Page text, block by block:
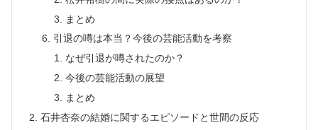
まとめ
引退の噂は本当？今後の芸能活動を考察
なぜ引退が噂されたのか？
今後の芸能活動の展望
まとめ
石井杏奈の結婚に関するエピソードと世間の反応